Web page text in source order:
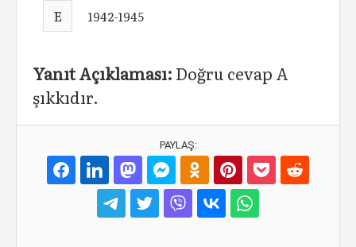
E 1942-1945
Yanıt Açıklaması: Doğru cevap A
şıkkıdır.
PAYLAŞ: